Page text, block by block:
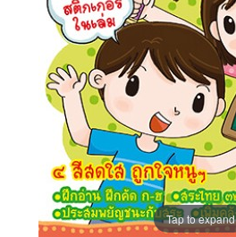
Tap to expand